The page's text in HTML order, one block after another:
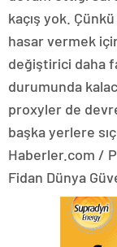
kaçış yok.
hasar vermek
değiştirici daha
durumunda
proxyler de
başka yerlere
Haberler.com /
Fidan Dünya